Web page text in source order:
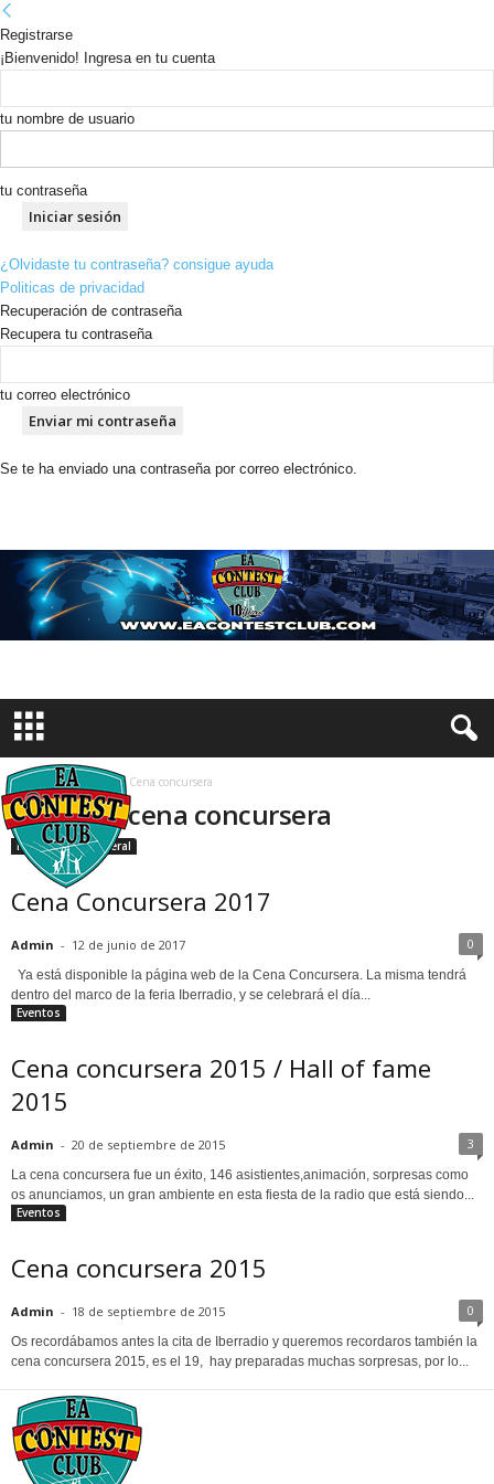
Registrarse
¡Bienvenido! Ingresa en tu cuenta
tu nombre de usuario
tu contraseña
¿Olvidaste tu contraseña? consigue ayuda
Politicas de privacidad
Recuperación de contraseña
Recupera tu contraseña
tu correo electrónico
Se te ha enviado una contraseña por correo electrónico.
Inicio Etiquetas Cena concursera
Etiqueta: cena concursera
Información General
Cena Concursera 2017
Admin - 12 de junio de 2017 0
Ya está disponible la página web de la Cena Concursera. La misma tendrá
dentro del marco de la feria Iberradio, y se celebrará el día...
Eventos
Cena concursera 2015 / Hall of fame
2015
Admin - 20 de septiembre de 2015 3
La cena concursera fue un éxito, 146 asistientes,animación, sorpresas como
os anunciamos, un gran ambiente en esta fiesta de la radio que está siendo...
Eventos
Cena concursera 2015
Admin - 18 de septiembre de 2015 0
Os recordábamos antes la cita de Iberradio y queremos recordaros también la
cena concursera 2015, es el 19, hay preparadas muchas sorpresas, por lo...